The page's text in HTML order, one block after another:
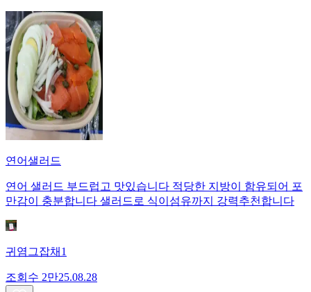
연어샐러드
연어 샐러드 부드럽고 맛있습니다 적당한 지방이 함유되어 포
만감이 충분합니다 샐러드로 식이섬유까지 강력추천합니다
귀염그잡채1
조회수 2만25.08.28